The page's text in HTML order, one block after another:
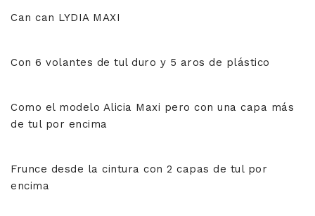
Can can LYDIA MAXI
Con 6 volantes de tul duro y 5 aros de plástico
Como el modelo Alicia Maxi pero con una capa más
de tul por encima
Frunce desde la cintura con 2 capas de tul por
encima